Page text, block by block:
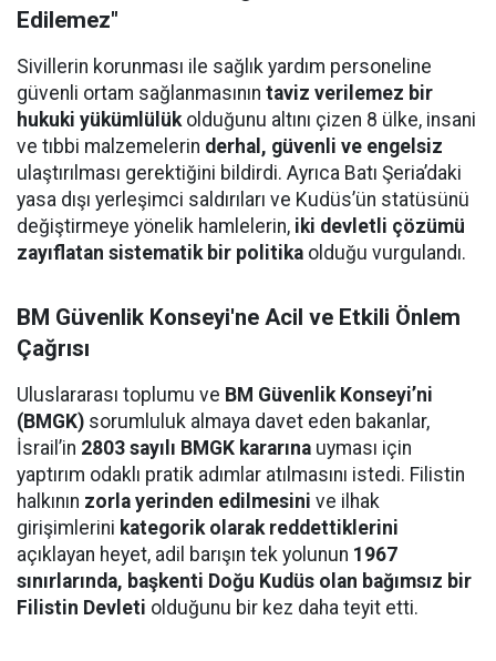
Edilemez"
Sivillerin korunması ile sağlık yardım personeline
güvenli ortam sağlanmasının taviz verilemez bir
hukuki yükümlülükolduğunu altını çizen 8 ülke, insani
ve tıbbi malzemelerin derhal, güvenli ve engelsiz
ulaştırılması gerektiğini bildirdi. Ayrıca Batı Şeria’daki
yasa dışı yerleşimci saldırıları ve Kudüs’ün statüsünü
değiştirmeye yönelik hamlelerin, iki devletli çözümü
zayıflatan sistematik bir politika olduğu vurgulandı.
BM Güvenlik Konseyi'ne Acil ve Etkili Önlem
Çağrısı
Uluslararası toplumu ve BM Güvenlik Konseyi’ni
(BMGK) sorumluluk almaya davet eden bakanlar,
İsrail’in 2803 sayılı BMGK kararına uyması için
yaptırım odaklı pratik adımlar atılmasını istedi. Filistin
halkının zorla yerinden edilmesini ve ilhak
girişimlerini kategorik olarak reddettiklerini
açıklayan heyet, adil barışın tek yolunun 1967
sınırlarında, başkenti Doğu Kudüs olan bağımsız bir
Filistin Devleti olduğunu bir kez daha teyit etti.